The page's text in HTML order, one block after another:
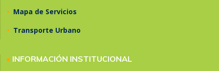
• Mapa de Servicios
• Transporte Urbano
• INFORMACIÓN INSTITUCIONAL